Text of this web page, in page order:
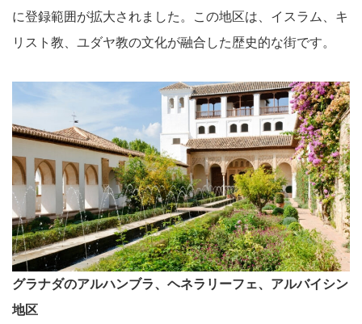
に登録範囲が拡大されました。この地区は、イスラム、キ
リスト教、ユダヤ教の文化が融合した歴史的な街です。
グラナダのアルハンブラ、ヘネラリーフェ、アルバイシン
地区